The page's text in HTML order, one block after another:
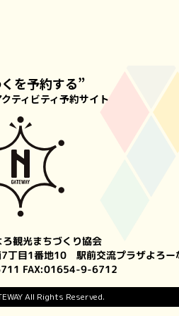
を予約する”
ティビティ予約サイト
観光まちづくり協会
7丁目1番地10駅前交流プラザよろー
FAX:01654-9-6712
All Rights Reserved.